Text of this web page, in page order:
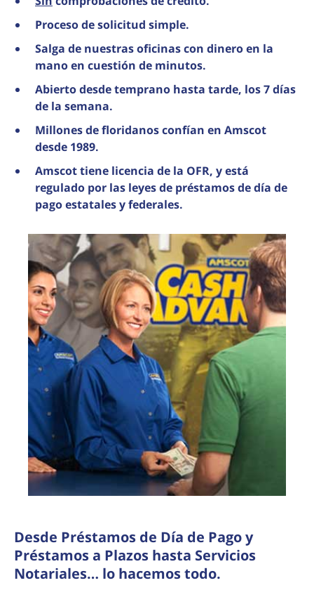
Proceso de solicitud simple.
Salga de nuestras oficinas con dinero en la
mano en cuestión de minutos.
Abierto desde temprano hasta tarde, los 7 días
de la semana.
Millones de floridanos confían en Amscot
desde 1989.
Amscot tiene licencia de la OFR, y está
regulado por las leyes de préstamos de día de
pago estatales y federales.
Desde Préstamos de Día de Pago y
Préstamos a Plazos hasta Servicios
Notariales… lo hacemos todo.